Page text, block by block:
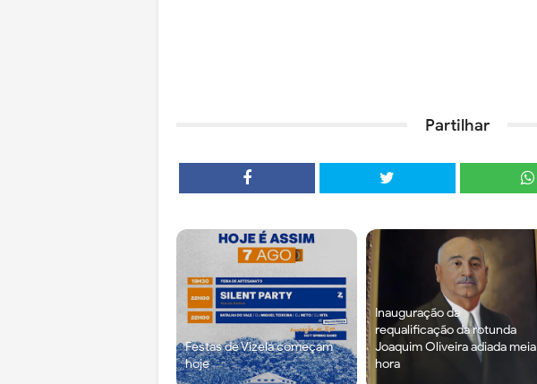
Partilhar
Festas de Vizela começam
hoje
Inauguração da
requalificação da rotunda
Joaquim Oliveira adiada meia
hora